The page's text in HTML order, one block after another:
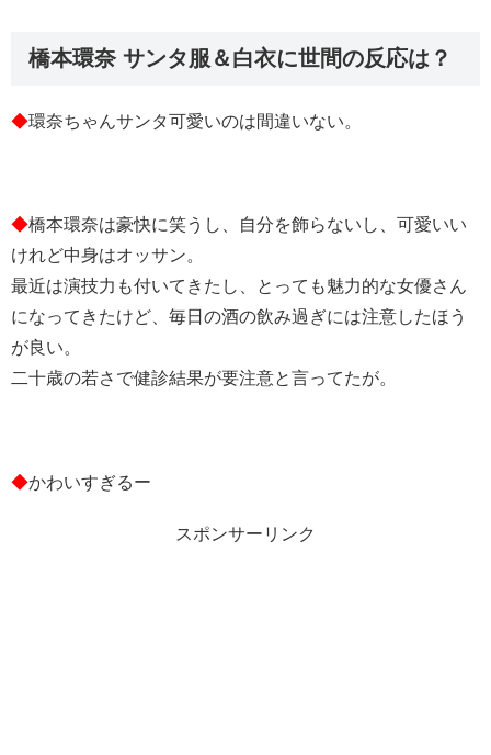
橋本環奈 サンタ服＆白衣に世間の反応は？
◆環奈ちゃんサンタ可愛いのは間違いない。
◆橋本環奈は豪快に笑うし、自分を飾らないし、可愛いい
けれど中身はオッサン。
最近は演技力も付いてきたし、とっても魅力的な女優さん
になってきたけど、毎日の酒の飲み過ぎには注意したほう
が良い。
二十歳の若さで健診結果が要注意と言ってたが。
◆かわいすぎるー
スポンサーリンク